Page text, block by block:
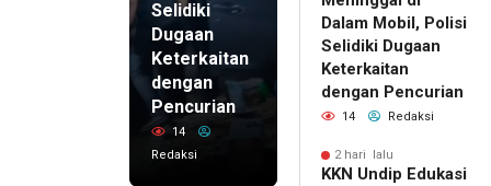
Selidiki
Dugaan
Keterkaitan
dengan
Pencurian
14
Redaksi
Dalam Mobil, Polisi
Selidiki Dugaan
Keterkaitan
dengan Pencurian
14 Redaksi
2 hari lalu
KKN Undip Edukasi